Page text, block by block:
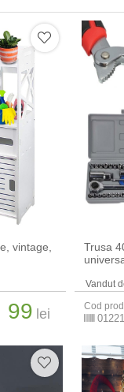
vintage,
99 lei
Trusa
Vandut
Cod
01221